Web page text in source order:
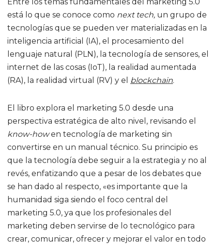
está lo que se conoce como next tech, un grupo de
tecnologías que se pueden ver materializadas en la
inteligencia artificial (IA), el procesamiento del
lenguaje natural (PLN), la tecnología de sensores, el
internet de las cosas (IoT), la realidad aumentada
(RA), la realidad virtual (RV) y el
blockchain.
El libro explora el marketing 5.0 desde una
perspectiva estratégica de alto nivel, revisando el
know-howen tecnología de marketing sin
convertirse en un manual técnico. Su principio es
que la tecnología debe seguir a la estrategia y no al
revés, enfatizando que a pesar de los debates que
se han dado al respecto, «es importante que la
humanidad siga siendo el foco central del
marketing 5.0, ya que los profesionales del
marketing deben servirse de lo tecnológico para
crear, comunicar, ofrecer y mejorar el valor en todo